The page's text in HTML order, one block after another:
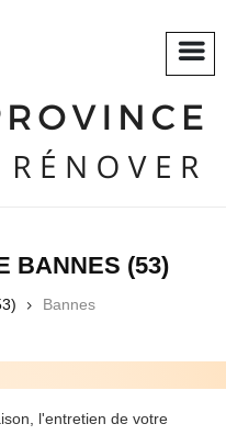
BANNES (53)
Bannes
l'entretien de votre